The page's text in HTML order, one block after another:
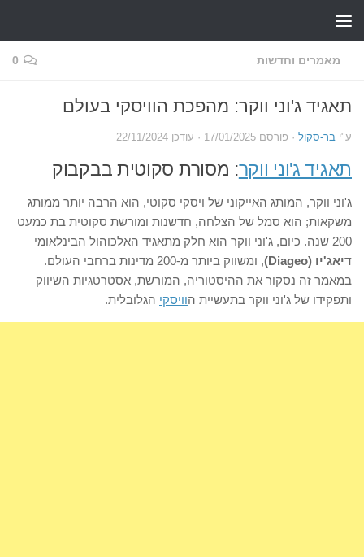
מאמרים וחדשות 0
תאגיד ג'וני ווקר: מהפכת הוויסקי בעולם
ע"י בר-סקול · פורסם 17/01/2025 · עודכן 22/11/2024
תאגיד ג'וני ווקר: מסורת סקוטית בבקבוק
ג'וני ווקר, המותג האייקוני של ויסקי סקוטי, הוא הרבה יותר ממותג
משקאות; הוא סמל של הצלחה, חדשנות ומורשת סקוטית בת כמעט
200 שנה. כיום, ג'וני ווקר הוא חלק מתאגיד האלכוהול הבינלאומי
דיאג'יו (Diageo)
, ומשווק ביותר מ-200 מדינות ברחבי העולם.
במאמר זה נסקור את ההיסטוריה, המורשת, אסטרטגיות השיווק
ותפקידו של ג'וני ווקר בתעשיית הוויסקי הגלובלית.